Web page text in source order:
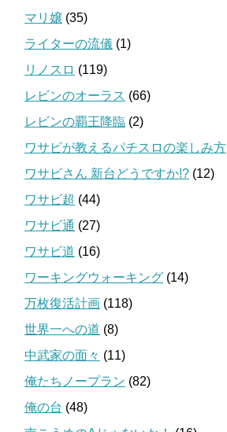
マリ嬢 (35)
ライターの流儀 (1)
リノスロ (119)
レビンのオーラス (66)
レビンの覇王降臨 (2)
ワサビが教えるパチスロの楽しみ方
ワサビさん 新台どうですか!? (12)
ワサビ超 (44)
ワサビ通 (27)
ワサビ道 (16)
ワーキングウォーキング (14)
万枚復活計画 (118)
世界一への道 (8)
中武家の面々 (11)
俺たちノープラン (82)
俺の台 (48)